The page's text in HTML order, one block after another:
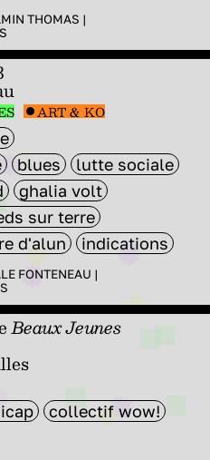
THOMAS |
ART & KO
blues
lutte sociale
ghalia volt
sur terre
d'alun indications
FONTENEAU |
Beaux Jeunes
collectif wow!